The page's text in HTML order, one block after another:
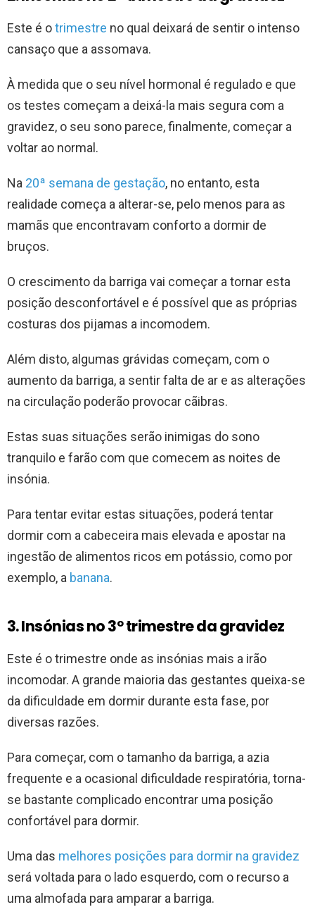
Este é otrimestre no qual deixará de sentir o intenso
cansaço que a assomava.
À medida que o seu nível hormonal é regulado e que
os testes começam a deixá-la mais segura com a
gravidez, o seu sono parece, finalmente, começar a
voltar ao normal.
Na 20ª semana de gestação, no entanto, esta
realidade começa a alterar-se, pelo menos para as
mamãs que encontravam conforto a dormir de
bruços.
O crescimento da barriga vai começar a tornar esta
posição desconfortável e é possível que as próprias
costuras dos pijamas a incomodem.
Além disto, algumas grávidas começam, com o
aumento da barriga, a sentir falta de ar e as alterações
na circulação poderão provocar cãibras.
Estas suas situações serão inimigas do sono
tranquilo e farão com que comecem as noites de
insónia.
Para tentar evitar estas situações, poderá tentar
dormir com a cabeceira mais elevada e apostar na
ingestão de alimentos ricos em potássio, como por
exemplo, a banana.
3. Insónias no 3º trimestre da gravidez
Este é o trimestre onde as insónias mais a irão
incomodar. A grande maioria das gestantes queixa-se
da dificuldade em dormir durante esta fase, por
diversas razões.
Para começar, com o tamanho da barriga, a azia
frequente e a ocasional dificuldade respiratória, torna-
se bastante complicado encontrar uma posição
confortável para dormir.
Uma das melhores posições para dormir na gravidez
será voltada para o lado esquerdo, com o recurso a
uma almofada para amparar a barriga.